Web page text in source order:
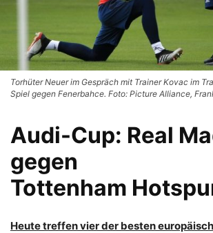
Torhüter Neuer im Gespräch mit Trainer Kovac im
Spiel gegen Fenerbahce. Foto: Picture Alliance,
Audi-Cup: Real
gegen
Tottenham
Heute treffen vier der besten